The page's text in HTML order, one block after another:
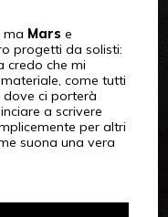
ma Marse
progetti da solisti:
credo che mi
come tutti
ci porterà
a scrivere
per altri
suona una vera